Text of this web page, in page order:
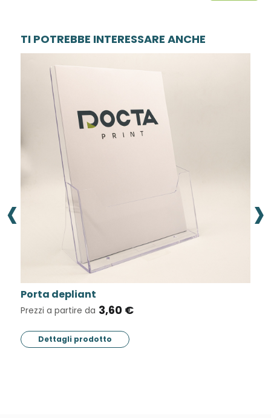
TI POTREBBE INTERESSARE ANCHE
depliant
a partire da 3,60 €
Dettagli prodotto
‹ ›